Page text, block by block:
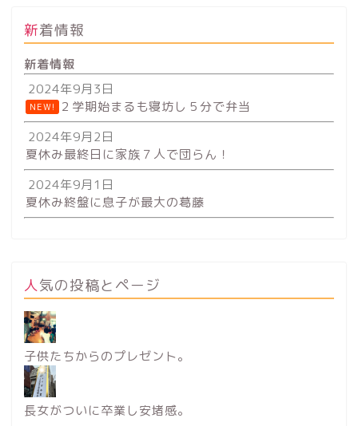
新着情報
新着情報
2024年9月3日
NEW!
２学期始まるも寝坊し５分で弁当
2024年9月2日
夏休み最終日に家族７人で団らん！
2024年9月1日
夏休み終盤に息子が最大の葛藤
人気の投稿とページ
子供たちからのプレゼント。
長女がついに卒業し安堵感。